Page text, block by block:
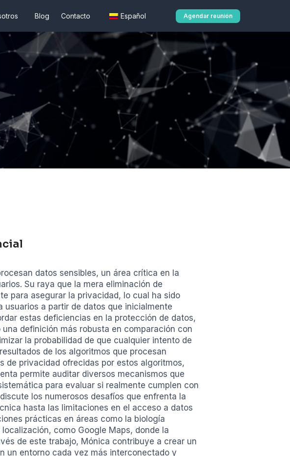
Blog Contacto Español Agendar reunión
datos sensibles, un área crítica en la
Su raya que la mera eliminación de
para asegurar la privacidad, lo cual ha sido
a partir de datos que inicialmente
estas deficiencias en la protección de datos,
definición más robusta en comparación con
la probabilidad de que cualquier intento de
de los algoritmos que procesan
de privacidad ofrecidas por estos algoritmos,
permite auditar diversos mecanismos que
para evaluar si realmente cumplen con
los numerosos desafíos que enfrenta la
hasta las limitaciones en el acceso a datos
prácticas en áreas como la biología
como Google Maps, donde la
de este trabajo, Mónica contribuye a crear un
un entorno cada vez más interconectado y